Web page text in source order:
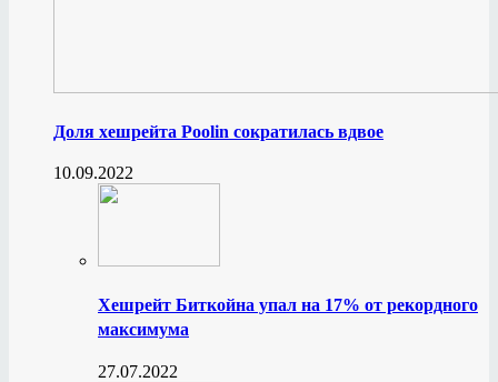
Доля хешрейта Poolin сократилась вдвое
10.09.2022
Хешрейт Биткойна упал на 17% от рекордного
максимума
27.07.2022